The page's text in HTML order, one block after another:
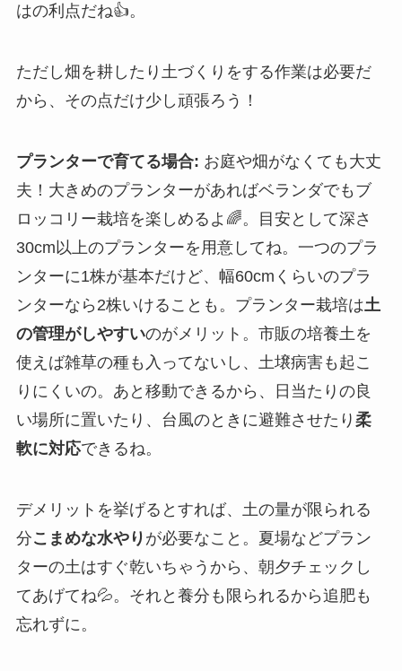
はの利点だね👍。
ただし畑を耕したり土づくりをする作業は必要だ
から、その点だけ少し頑張ろう！
プランターで育てる場合: お庭や畑がなくても大丈
夫！大きめのプランターがあればベランダでもブ
ロッコリー栽培を楽しめるよ🌈。目安として深さ
30cm以上のプランターを用意してね。一つのプラ
ンターに1株が基本だけど、幅60cmくらいのプラ
ンターなら2株いけることも。プランター栽培は土
の管理がしやすいのがメリット。市販の培養土を
使えば雑草の種も入ってないし、土壌病害も起こ
りにくいの。あと移動できるから、日当たりの良
い場所に置いたり、台風のときに避難させたり 柔
軟に対応できるね。
デメリットを挙げるとすれば、土の量が限られる
分こまめな水やり が必要なこと。夏場などプラン
ターの土はすぐ乾いちゃうから、朝夕チェックし
てあげてね💦。それと養分も限られるから追肥も
忘れずに。